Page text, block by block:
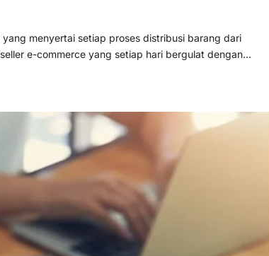
menyertai setiap proses distribusi barang dari
e-commerce yang setiap hari bergulat dengan…